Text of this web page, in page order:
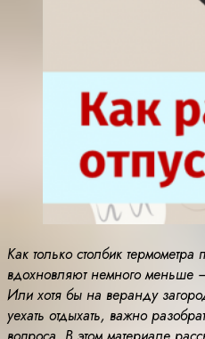
Как только столбик
вдохновляют немного меньше
Или хотя бы на веранду
уехать отдыхать, важно